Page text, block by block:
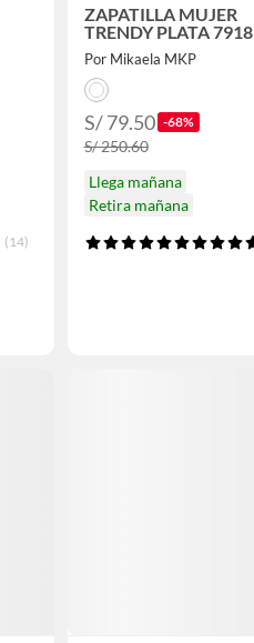
(14)
ZAPATILLA MUJER
TRENDY PLATA 7918
Por Mikaela MKP
S/ 79.50 -68%
S/ 250.60
Llega mañana
Retira mañana